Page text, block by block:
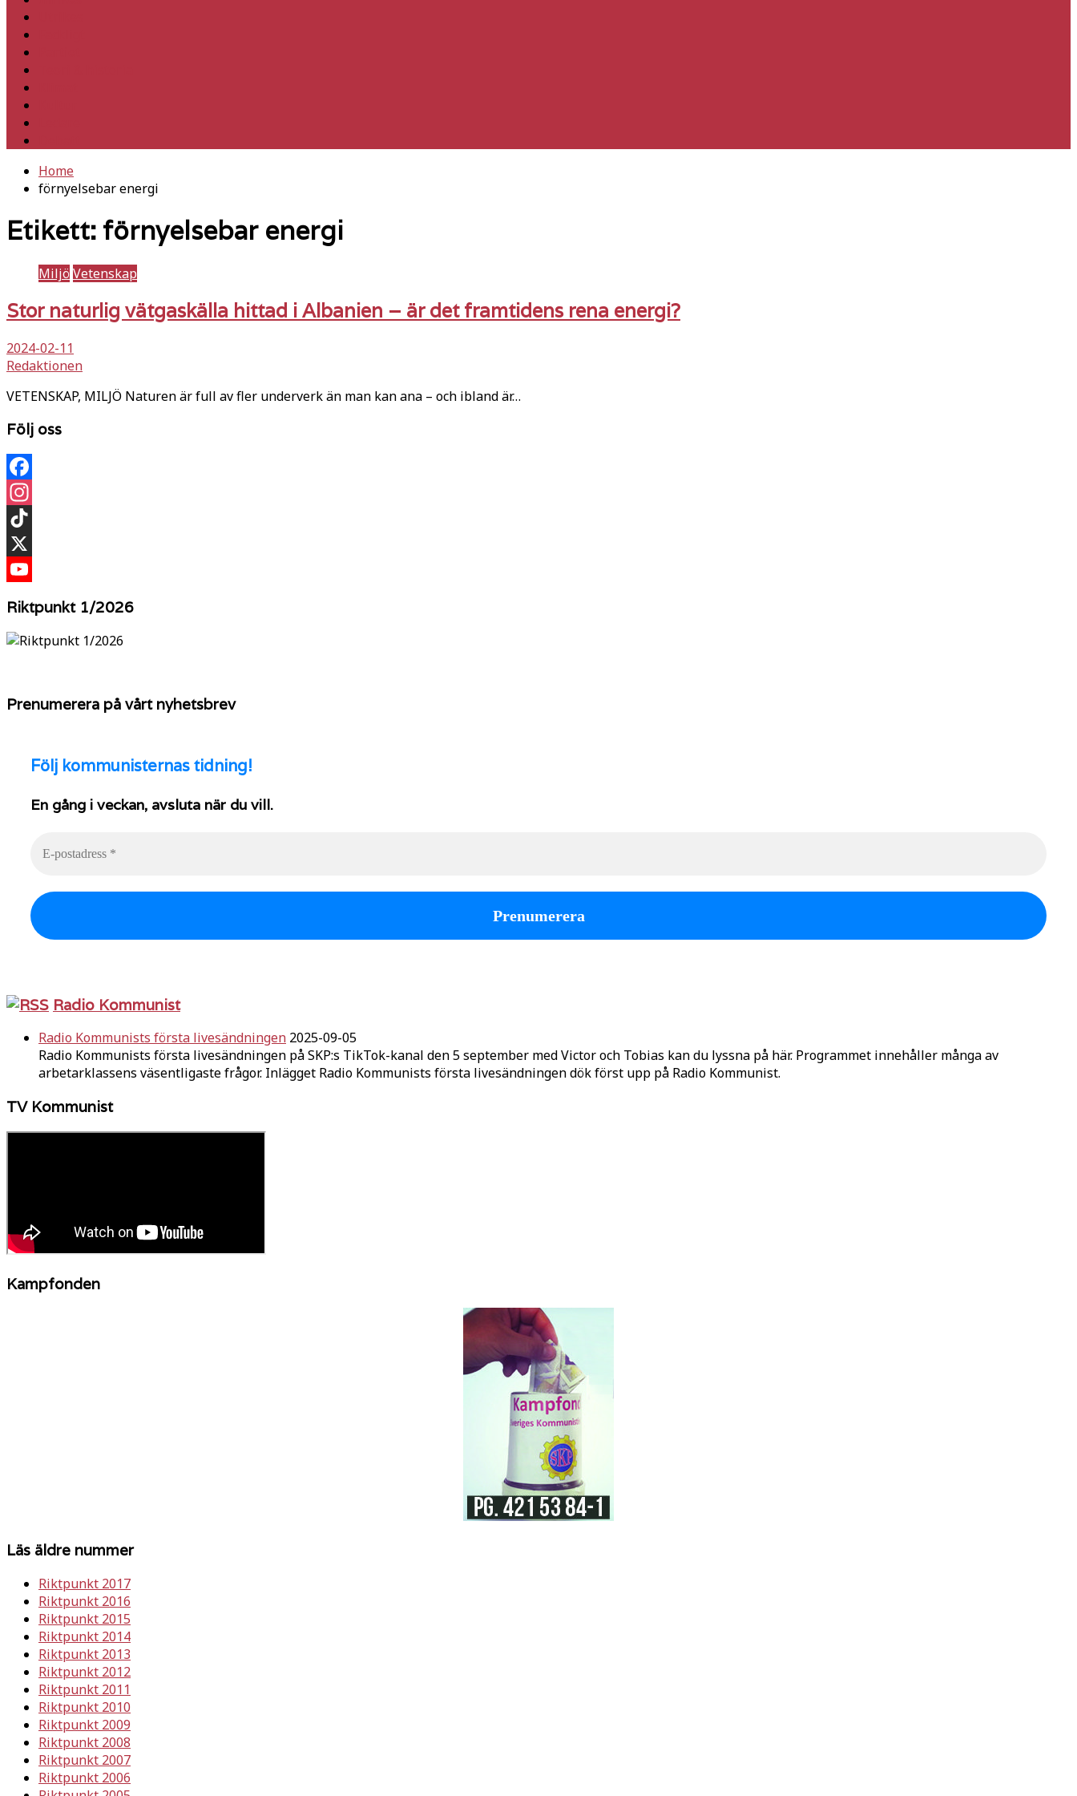
Home
förnyelsebar energi
Etikett: förnyelsebar energi
Miljö Vetenskap
Stor naturlig vätgaskälla hittad i Albanien – är det framtidens rena energi?
2024-02-11
Redaktionen
VETENSKAP, MILJÖ Naturen är full av fler underverk än man kan ana – och ibland är…
Följ oss
Facebook
Instagram
TikTok
X
Riktpunkt 1/2026
Prenumerera på vårt nyhetsbrev
Följ kommunisternas tidning!
En gång i veckan, avsluta när du vill.
Radio Kommunist
Radio Kommunists första livesändningen 2025-09-05
Radio Kommunists första livesändningen på SKP:s TikTok-kanal den 5 september med Victor och Tobias kan du lyssna på här. Programmet innehåller många av
arbetarklassens väsentligaste frågor. Inlägget Radio Kommunists första livesändningen dök först upp på Radio Kommunist.
TV Kommunist
Kampfonden
Läs äldre nummer
Riktpunkt 2017
Riktpunkt 2016
Riktpunkt 2015
Riktpunkt 2014
Riktpunkt 2013
Riktpunkt 2012
Riktpunkt 2011
Riktpunkt 2010
Riktpunkt 2009
Riktpunkt 2008
Riktpunkt 2007
Riktpunkt 2006